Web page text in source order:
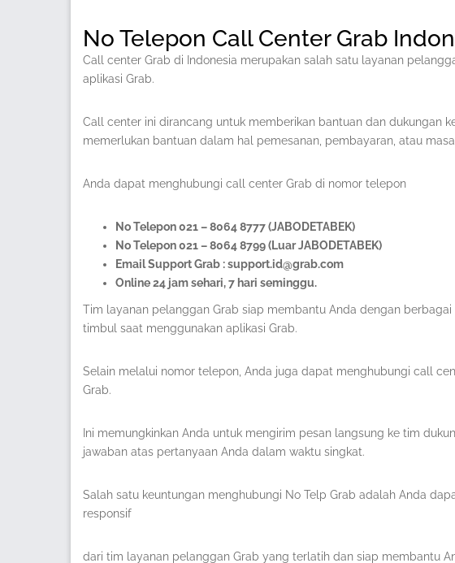
No Telepon Call Center Grab
Call center Grab di Indonesia merupakan salah satu layanan
aplikasi Grab.
Call center ini dirancang untuk memberikan bantuan dan dukungan
memerlukan bantuan dalam hal pemesanan, pembayaran, atau
Anda dapat menghubungi call center Grab di nomor telepon
No Telepon 021 – 8064 8777 (JABODETABEK)
No Telepon 021 – 8064 8799 (Luar JABODETABEK)
Email Support Grab : support.id@grab.com
Online 24 jam sehari, 7 hari seminggu.
Tim layanan pelanggan Grab siap membantu Anda dengan
timbul saat menggunakan aplikasi Grab.
Selain melalui nomor telepon, Anda juga dapat menghubungi call
Grab.
Ini memungkinkan Anda untuk mengirim pesan langsung ke tim
jawaban atas pertanyaan Anda dalam waktu singkat.
Salah satu keuntungan menghubungi No Telp Grab adalah Anda
responsif
dari tim layanan pelanggan Grab yang terlatih dan siap membantu